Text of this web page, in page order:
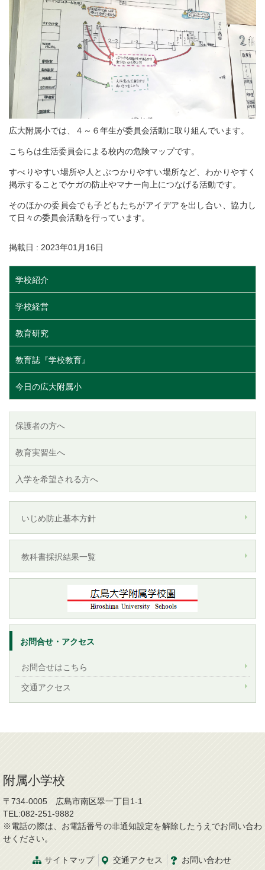
広大附属小では、４～６年生が委員会活動に取り組んでいます。
こちらは生活委員会による校内の危険マップです。
すべりやすい場所や人とぶつかりやすい場所など、わかりやすく
掲示することでケガの防止やマナー向上につなげる活動です。
そのほかの委員会でも子どもたちがアイデアを出し合い、協力し
て日々の委員会活動を行っています。
掲載日 : 2023年01月16日
学校紹介
学校経営
教育研究
教育誌『学校教育』
今日の広大附属小
保護者の方へ
教育実習生へ
入学を希望される方へ
いじめ防止基本方針
教科書採択結果一覧
お問合せ・アクセス
お問合せはこちら
交通アクセス
附属小学校
〒734-0005 広島市南区翠一丁目1-1
TEL:082-251-9882
※電話の際は、お電話番号の非通知設定を解除したうえでお問い合わ
せください。
サイトマップ 交通アクセス お問い合わせ